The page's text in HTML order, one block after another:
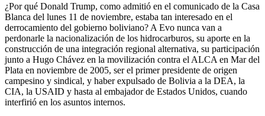
¿Por qué Donald Trump, como admitió en el comunicado de la Casa
Blanca del lunes 11 de noviembre, estaba tan interesado en el
derrocamiento del gobierno boliviano? A Evo nunca van a
perdonarle la nacionalización de los hidrocarburos, su aporte en la
construcción de una integración regional alternativa, su participación
junto a Hugo Chávez en la movilización contra el ALCA en Mar del
Plata en noviembre de 2005, ser el primer presidente de origen
campesino y sindical, y haber expulsado de Bolivia a la DEA, la
CIA, la USAID y hasta al embajador de Estados Unidos, cuando
interfirió en los asuntos internos.